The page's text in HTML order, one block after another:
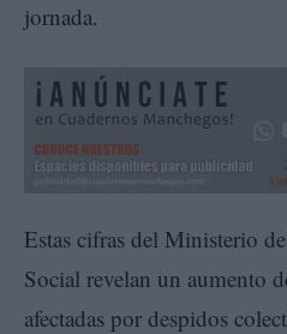
jornada.
Estas cifras del Ministerio
Social revelan un aumento
afectadas por despidos